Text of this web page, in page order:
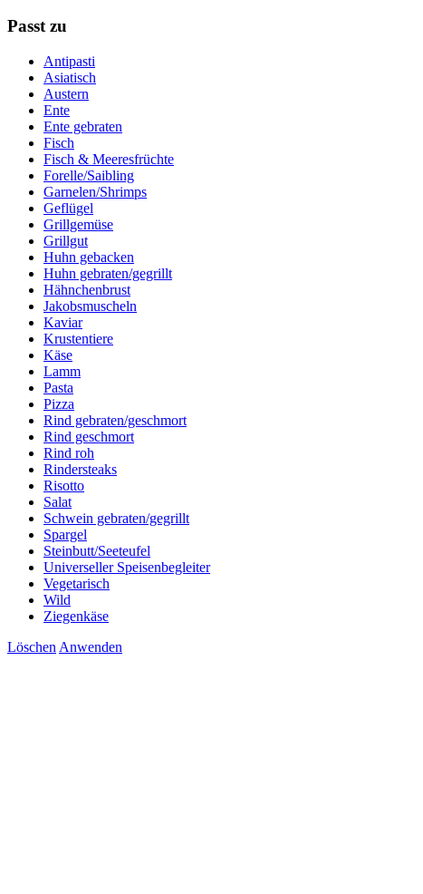
Passt zu
Antipasti
Asiatisch
Austern
Ente
Ente gebraten
Fisch
Fisch & Meeresfrüchte
Forelle/Saibling
Garnelen/Shrimps
Geflügel
Grillgemüse
Grillgut
Huhn gebacken
Huhn gebraten/gegrillt
Hähnchenbrust
Jakobsmuscheln
Kaviar
Krustentiere
Käse
Lamm
Pasta
Pizza
Rind gebraten/geschmort
Rind geschmort
Rind roh
Rindersteaks
Risotto
Salat
Schwein gebraten/gegrillt
Spargel
Steinbutt/Seeteufel
Universeller Speisenbegleiter
Vegetarisch
Wild
Ziegenkäse
Löschen Anwenden